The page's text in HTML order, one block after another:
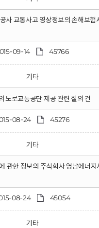
사 교통사고 영상정보의 손해보험
09-14 45766
기타
도로교통공단 제공 관련 질의 건
08-24 45276
기타
관한 정보의 주식회사 영남에너지
08-24 45054
기타